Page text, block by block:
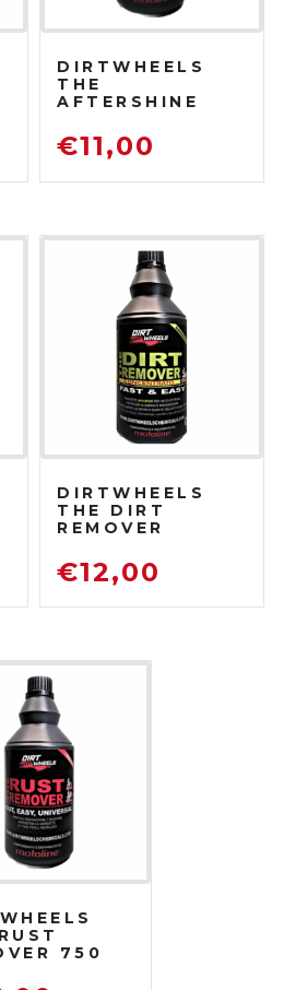
DIRTWHEELS
THE
AFTERSHINE
PROTETTIVO
LUCIDANTE
€11,00
DIRTWHEELS
THE DIRT
REMOVER
750 ML
SGRASSATORE
€12,00
750